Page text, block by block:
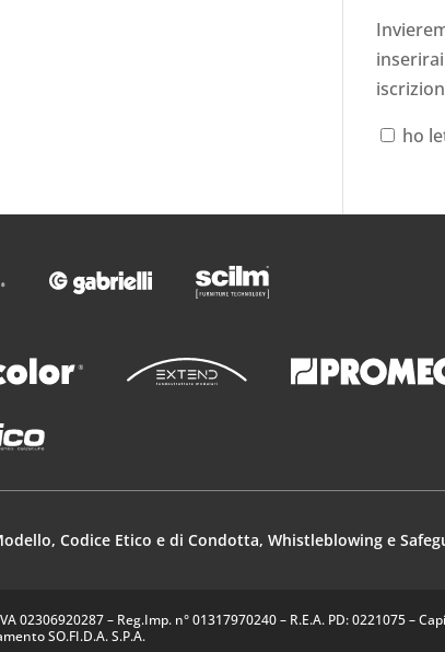
ho
Codice Etico e di Condotta, Whistleblowing e
02306920287 – Reg.Imp. n° 01317970240 – R.E.A. PD: 0221075 –
SO.FI.D.A. S.P.A.